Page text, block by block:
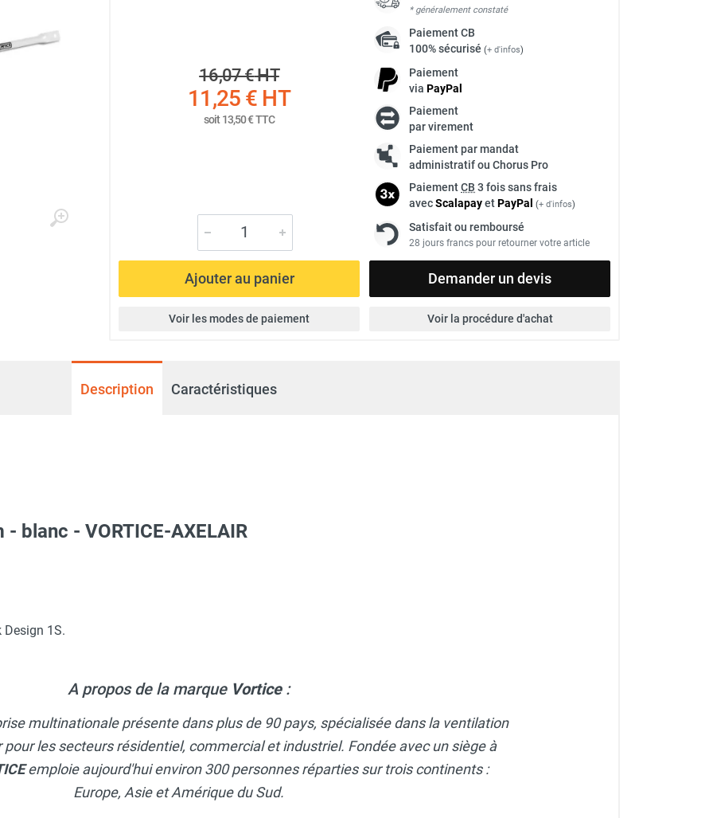
16,07 €HT
11,25 € HT
soit13,50 €TTC
* généralement constaté
PaiementCB
100% sécurisé (+ d'infos)
Paiement
via PayPal
Paiement
par virement
Paiement par mandat
administratif ou Chorus Pro
PaiementCB 3 fois sans frais
avecScalapayetPayPal (+ d'infos)
Satisfait ou remboursé
28 jours francs pour retourner votre article
Ajouter au panier Demander un devis
Voir les modes de paiement Voir la procédure d'achat
Description Caractéristiques
blanc - VORTICE-AXELAIR
1S.
A propos de la marque Vortice:
multinationale présente dans plus de 90 pays, spécialisée dans la ventilation
les secteurs résidentiel, commercial et industriel. Fondée avec un siège à
emploie aujourd'hui environ 300 personnes réparties sur trois continents :
Europe, Asie et Amérique du Sud.